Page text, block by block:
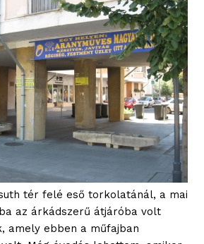
tér felé eső torkolatánál, a mai
az árkádszerű átjáróba volt
amely ebben a műfajban